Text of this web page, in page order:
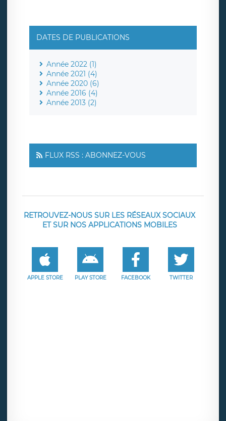
DATES DE PUBLICATIONS
Année 2022 (1)
Année 2021 (4)
Année 2020 (6)
Année 2016 (4)
Année 2013 (2)
FLUX RSS : ABONNEZ-VOUS
RETROUVEZ-NOUS SUR LES RÉSEAUX SOCIAUX
ET SUR NOS APPLICATIONS MOBILES
APPLE STORE PLAY STORE FACEBOOK TWITTER